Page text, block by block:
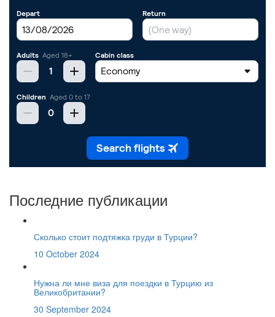
Последние публикации
Сколько стоит подтяжка груди в Турции?
10 October 2024
Нужна ли мне виза для поездки в Турцию из
Великобритании?
30 September 2024